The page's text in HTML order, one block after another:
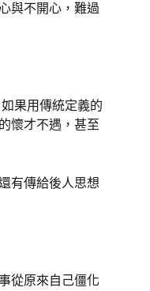
與不開心，難過
果用傳統定義的
懷才不遇，甚至
有傳給後人思想
從原來自己僵化